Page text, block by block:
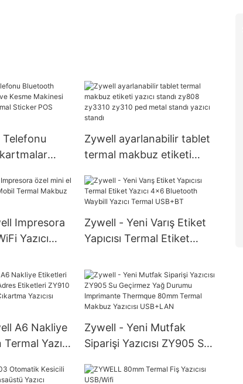
Termal
Zywell ayarlanabilir tablet
termal makbuz etiketi
zy3310 zy310 ped metal
standı yazıcı standı
Impresora
Yazıcı
Ekranlı
Zywell - Yeni Varış Etiket
Yapıcısı Termal Etiket
Waybill Yazıcı Termal
USB+BT
A6 Nakliye
Yazıcı
Zywell - Yeni Mutfak
Siparişi Yazıcısı ZY905 Su
Imprimante Thermque